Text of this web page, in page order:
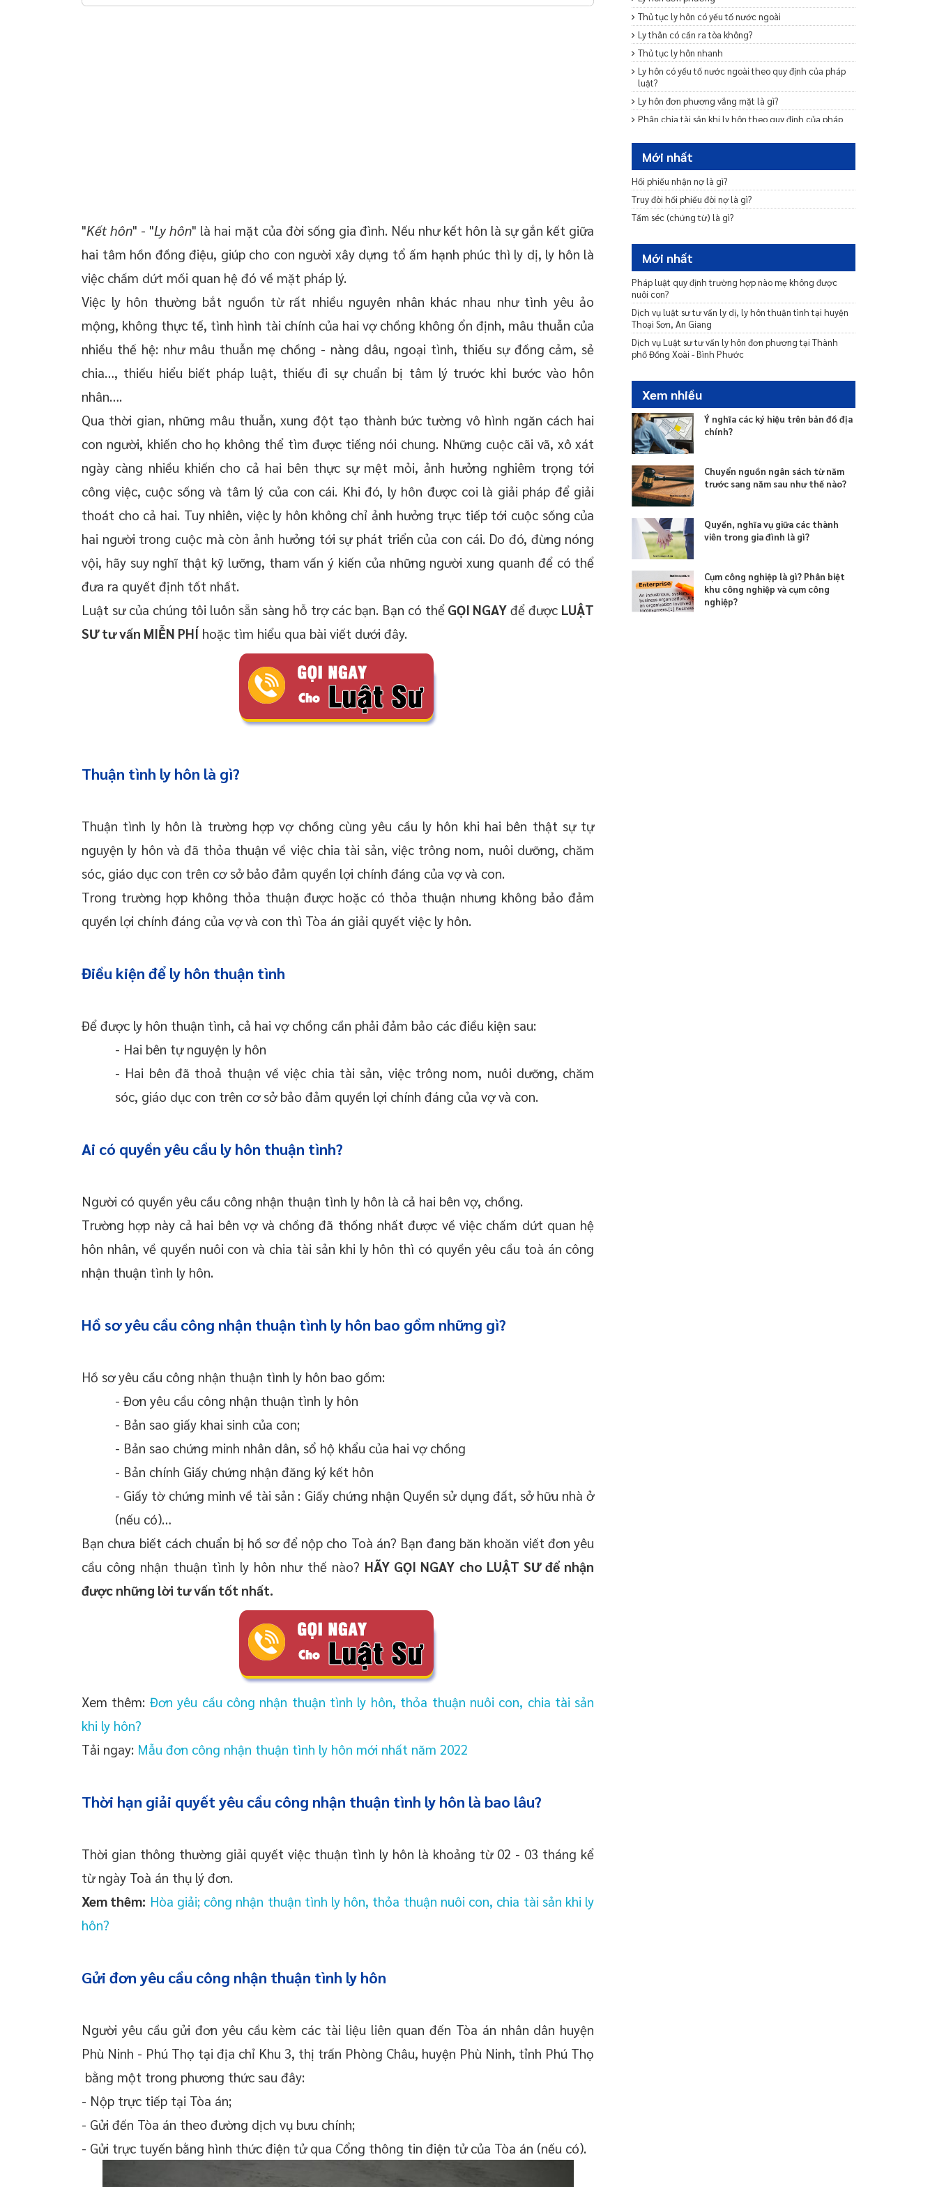
"Kết hôn" - "Ly hôn" là hai mặt của đời sống gia đình. Nếu như kết hôn là sự gắn kết giữa
hai tâm hồn đồng điệu, giúp cho con người xây dựng tổ ấm hạnh phúc thì ly dị, ly hôn là
việc chấm dứt mối quan hệ đó về mặt pháp lý.
Việc ly hôn thường bắt nguồn từ rất nhiều nguyên nhân khác nhau như tình yêu ảo
mộng, không thực tế, tình hình tài chính của hai vợ chồng không ổn định, mâu thuẫn của
nhiều thế hệ: như mâu thuẫn mẹ chồng - nàng dâu, ngoại tình, thiếu sự đồng cảm, sẻ
chia…, thiếu hiểu biết pháp luật, thiếu đi sự chuẩn bị tâm lý trước khi bước vào hôn
nhân….
Qua thời gian, những mâu thuẫn, xung đột tạo thành bức tường vô hình ngăn cách hai
con người, khiến cho họ không thể tìm được tiếng nói chung. Những cuộc cãi vã, xô xát
ngày càng nhiều khiến cho cả hai bên thực sự mệt mỏi, ảnh hưởng nghiêm trọng tới
công việc, cuộc sống và tâm lý của con cái. Khi đó, ly hôn được coi là giải pháp để giải
thoát cho cả hai. Tuy nhiên, việc ly hôn không chỉ ảnh hưởng trực tiếp tới cuộc sống của
hai người trong cuộc mà còn ảnh hưởng tới sự phát triển của con cái. Do đó, đừng nóng
vội, hãy suy nghĩ thật kỹ lưỡng, tham vấn ý kiến của những người xung quanh để có thể
đưa ra quyết định tốt nhất.
Luật sư của chúng tôi luôn sẵn sàng hỗ trợ các bạn. Bạn có thể GỌI NGAY để được LUẬT
SƯ tư vấn MIỄN PHÍ hoặc tìm hiểu qua bài viết dưới đây.
Thuận tình ly hôn là gì?
Thuận tình ly hôn là trường hợp vợ chồng cùng yêu cầu ly hôn khi hai bên thật sự tự
nguyện ly hôn và đã thỏa thuận về việc chia tài sản, việc trông nom, nuôi dưỡng, chăm
sóc, giáo dục con trên cơ sở bảo đảm quyền lợi chính đáng của vợ và con.
Trong trường hợp không thỏa thuận được hoặc có thỏa thuận nhưng không bảo đảm
quyền lợi chính đáng của vợ và con thì Tòa án giải quyết việc ly hôn.
Điều kiện để ly hôn thuận tình
Để được ly hôn thuận tình, cả hai vợ chồng cần phải đảm bảo các điều kiện sau:
- Hai bên tự nguyện ly hôn
- Hai bên đã thoả thuận về việc chia tài sản, việc trông nom, nuôi dưỡng, chăm
sóc, giáo dục con trên cơ sở bảo đảm quyền lợi chính đáng của vợ và con.
Ai có quyền yêu cầu ly hôn thuận tình?
Người có quyền yêu cầu công nhận thuận tình ly hôn là cả hai bên vợ, chồng.
Trường hợp này cả hai bên vợ và chồng đã thống nhất được về việc chấm dứt quan hệ
hôn nhân, về quyền nuôi con và chia tài sản khi ly hôn thì có quyền yêu cầu toà án công
nhận thuận tình ly hôn.
Hồ sơ yêu cầu công nhận thuận tình ly hôn bao gồm những gì?
Hồ sơ yêu cầu công nhận thuận tình ly hôn bao gồm:
- Đơn yêu cầu công nhận thuận tình ly hôn
- Bản sao giấy khai sinh của con;
- Bản sao chứng minh nhân dân, sổ hộ khẩu của hai vợ chồng
- Bản chính Giấy chứng nhận đăng ký kết hôn
- Giấy tờ chứng minh về tài sản : Giấy chứng nhận Quyền sử dụng đất, sở hữu nhà ở
(nếu có)…
Bạn chưa biết cách chuẩn bị hồ sơ để nộp cho Toà án? Bạn đang băn khoăn viết đơn yêu
cầu công nhận thuận tình ly hôn như thế nào? HÃY GỌI NGAY cho LUẬT SƯ để nhận
được những lời tư vấn tốt nhất.
Xem thêm: Đơn yêu cầu công nhận thuận tình ly hôn, thỏa thuận nuôi con, chia tài sản
khi ly hôn?
Tải ngay: Mẫu đơn công nhận thuận tình ly hôn mới nhất năm 2022
Thời hạn giải quyết yêu cầu công nhận thuận tình ly hôn là bao lâu?
Thời gian thông thường giải quyết việc thuận tình ly hôn là khoảng từ 02 - 03 tháng kể
từ ngày Toà án thụ lý đơn.
Xem thêm: Hòa giải; công nhận thuận tình ly hôn, thỏa thuận nuôi con, chia tài sản khi ly
hôn?
Gửi đơn yêu cầu công nhận thuận tình ly hôn
Người yêu cầu gửi đơn yêu cầu kèm các tài liệu liên quan đến Tòa án nhân dân huyện
Phù Ninh - Phú Thọ tại địa chỉ Khu 3, thị trấn Phòng Châu, huyện Phù Ninh, tỉnh Phú Thọ
bằng một trong phương thức sau đây:
- Nộp trực tiếp tại Tòa án;
- Gửi đến Tòa án theo đường dịch vụ bưu chính;
- Gửi trực tuyến bằng hình thức điện tử qua Cổng thông tin điện tử của Tòa án (nếu có).
Thủ tục ly hôn có yếu tố nước ngoài
Ly thân có cần ra tòa không?
Thủ tục ly hôn nhanh
Ly hôn có yếu tố nước ngoài theo quy định của pháp
luật?
Ly hôn đơn phương vắng mặt là gì?
Phân chia tài sản khi ly hôn theo quy định của pháp
Chia tài sản chung của vợ chồng khi một bên chết?
Mẫu đơn ly hôn thuận tình
Trình tự, thủ tục ly hôn thuận tình
Ly hôn đơn phương cần những giấy tờ gì
Nộp đơn ly hôn bao lâu thì được giải quyết?
Mới nhất
Hối phiếu nhận nợ là gì?
Truy đòi hối phiếu đòi nợ là gì?
Tấm séc (chứng từ) là gì?
Mới nhất
Pháp luật quy định trường hợp nào mẹ không được
nuôi con?
Dịch vụ luật sư tư vấn ly dị, ly hôn thuận tình tại huyện
Thoại Sơn, An Giang
Dịch vụ Luật sư tư vấn ly hôn đơn phương tại Thành
phố Đồng Xoài - Bình Phước
Xem nhiều
Ý nghĩa các ký hiệu trên bản đồ địa
chính?
Chuyển nguồn ngân sách từ năm
trước sang năm sau như thế nào?
Quyền, nghĩa vụ giữa các thành
viên trong gia đình là gì?
Cụm công nghiệp là gì? Phân biệt
khu công nghiệp và cụm công
nghiệp?